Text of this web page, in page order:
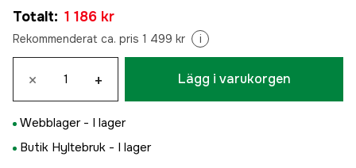
Totalt: 1 186 kr
Rekommenderat ca. pris 1 499 kr i
× + Lägg i varukorgen
Webblager - I lager
Butik Hyltebruk - I lager